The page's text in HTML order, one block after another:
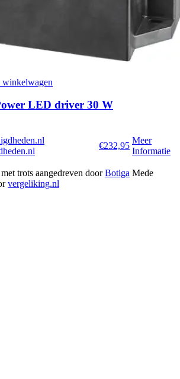
winkelwagen
LED driver 30 W
€232,95
Meer
Informatie
trots aangedreven doorBotiga Mede
vergeliking.nl